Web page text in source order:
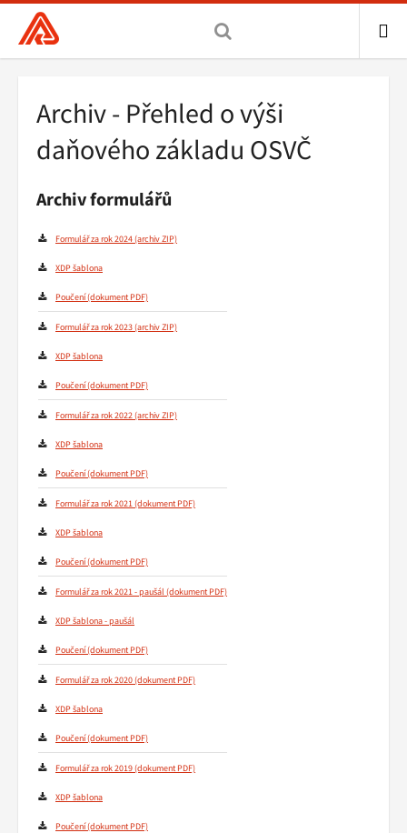
Všeobecná
zdravotní
hlavní
stránka
Drobečková
navigace
Archiv - Přehled o výši
daňového základu OSVČ
Archiv formulářů
Formulář za rok 2024
XDP šablona
Poučení
Formulář za rok 2023
XDP šablona
Poučení
Formulář za rok 2022
XDP šablona
Poučení
Formulář za rok 2021
XDP šablona
Poučení
Formulář za rok 2021 - paušál
XDP šablona - paušál
Poučení
Formulář za rok 2020
XDP šablona
Poučení
Formulář za rok 2019
XDP šablona
Poučení